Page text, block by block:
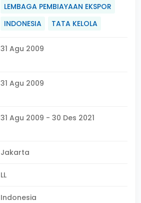
LEMBAGA PEMBIAYAAN EKSPOR
INDONESIA
TATA KELOLA
31 Agu 2009
31 Agu 2009
31 Agu 2009 - 30 Des 2021
Jakarta
LL
Indonesia